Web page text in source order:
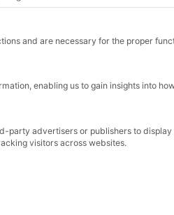
6 August 2026
für die eine
and are necessary for the proper
enabling us to gain insights into
party advertisers or publishers to display
visitors across websites.